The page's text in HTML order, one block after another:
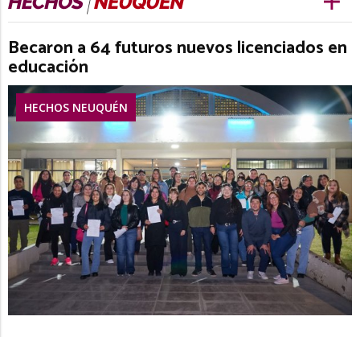
Becaron a 64 futuros nuevos licenciados en
educación
HECHOS NEUQUÉN